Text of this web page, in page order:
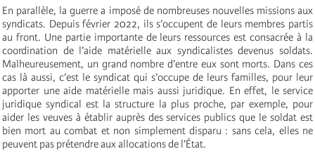
En parallèle, la guerre a imposé de nombreuses nouvelles missions aux
syndicats. Depuis février 2022, ils s’occupent de leurs membres partis
au front. Une partie importante de leurs ressources est consacrée à la
coordination de l’aide matérielle aux syndicalistes devenus soldats.
Malheureusement, un grand nombre d’entre eux sont morts. Dans ces
cas là aussi, c’est le syndicat qui s’occupe de leurs familles, pour leur
apporter une aide matérielle mais aussi juridique. En effet, le service
juridique syndical est la structure la plus proche, par exemple, pour
aider les veuves à établir auprès des services publics que le soldat est
bien mort au combat et non simplement disparu : sans cela, elles ne
peuvent pas prétendre aux allocations de l’État.